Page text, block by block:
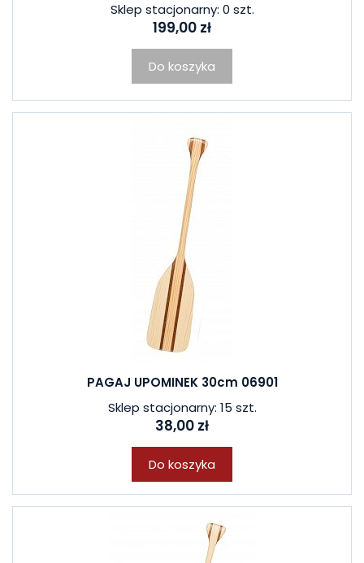
Sklep stacjonarny: 0 szt.
199,00 zł
Do koszyka
PAGAJ UPOMINEK 30cm 06901
Sklep stacjonarny: 15 szt.
38,00 zł
Do koszyka